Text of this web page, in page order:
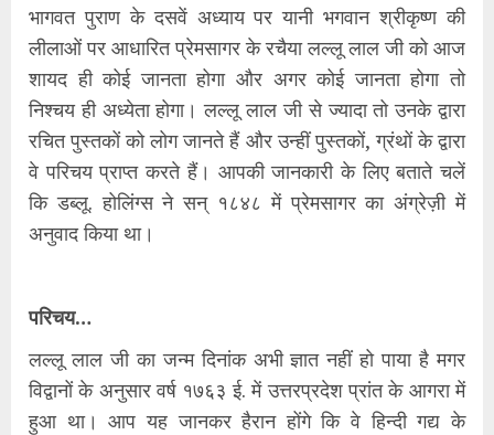
भागवत पुराण के दसवें अध्याय पर यानी भगवान श्रीकृष्ण की
लीलाओं पर आधारित प्रेमसागर के रचैया लल्लू लाल जी को आज
शायद ही कोई जानता होगा और अगर कोई जानता होगा तो
निश्चय ही अध्येता होगा। लल्लू लाल जी से ज्यादा तो उनके द्वारा
रचित पुस्तकों को लोग जानते हैं और उन्हीं पुस्तकों, ग्रंथों के द्वारा
वे परिचय प्राप्त करते हैं। आपकी जानकारी के लिए बताते चलें
कि डब्लू. होलिंग्स ने सन् १८४८ में प्रेमसागर का अंग्रेज़ी में
अनुवाद किया था।
परिचय…
लल्लू लाल जी का जन्म दिनांक अभी ज्ञात नहीं हो पाया है मगर
विद्वानों के अनुसार वर्ष १७६३ ई. में उत्तरप्रदेश प्रांत के आगरा में
हुआ था। आप यह जानकर हैरान होंगे कि वे हिन्दी गद्य के